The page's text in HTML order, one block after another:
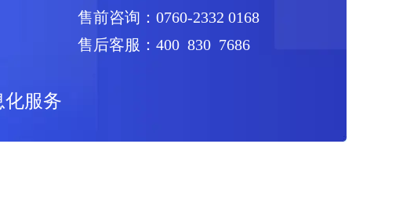
售前咨询：0760-2332 0168
售后客服：400 830 7686
化服务